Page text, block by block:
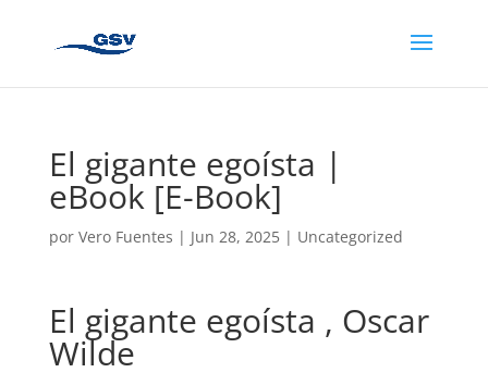
El gigante egoísta |
eBook [E-Book]
por Vero Fuentes | Jun 28, 2025| Uncategorized
El gigante egoísta , Oscar
Wilde